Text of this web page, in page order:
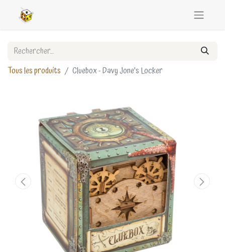
Tous les produits Cluebox - Davy Jone's Locker